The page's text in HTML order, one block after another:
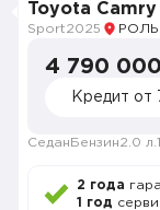
Toyota Camry
Sport2025
4 790
Кредит от
Седан Бензин2.0 л.
2 года
1 год